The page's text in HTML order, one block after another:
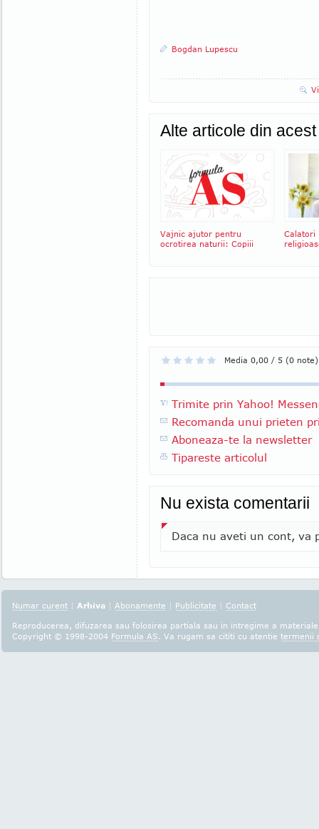
Bogdan Lupescu
Alte articole din
Vajnic ajutor pentru
ocrotirea naturii: Copiii
Calatori
Media 0,00 / 5 (0 note)
Trimite prin Yahoo!
Recomanda unui prieten
Aboneaza-te la newsletter
Tipareste articolul
Nu exista comentarii
Daca nu aveti un cont, va
Numar curent | Arhiva | Abonamente | Publicitate | Contact
Reproducerea, difuzarea sau folosirea partiala sau in intregime a
Copyright © 1998-2004 Formula AS. Va rugam sa cititi cu atentie termenii